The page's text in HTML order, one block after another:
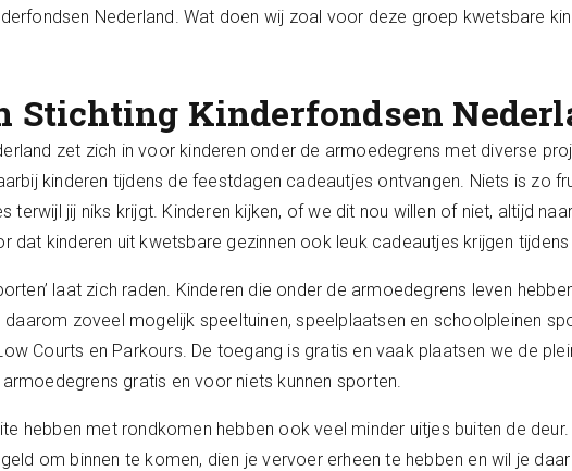
Nederland. Wat doen wij zoal voor deze groep kwetsbare
Stichting Kinderfondsen
zet zich in voor kinderen onder de armoedegrens met diverse
kinderen tijdens de feestdagen cadeautjes ontvangen. Niets is zo
terwijl jij niks krijgt. Kinderen kijken, of we dit nou willen of niet, altijd
dat kinderen uit kwetsbare gezinnen ook leuk cadeautjes krijgen
laat zich raden. Kinderen die onder de armoedegrens leven
zoveel mogelijk speeltuinen, speelplaatsen en schoolpleinen
Courts en Parkours. De toegang is gratis en vaak plaatsen we de
gratis en voor niets kunnen sporten.
hebben met rondkomen hebben ook veel minder uitjes buiten de
om binnen te komen, dien je vervoer erheen te hebben en wil je